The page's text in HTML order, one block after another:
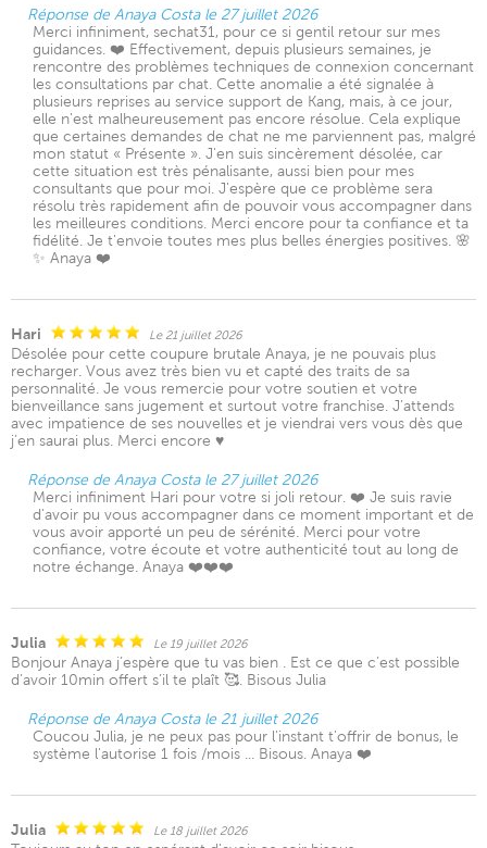
Réponse de Anaya Costa le 27 juillet 2026
Merci infiniment, sechat31, pour ce si gentil retour sur mes
guidances. ❤️ Effectivement, depuis plusieurs semaines, je
rencontre des problèmes techniques de connexion concernant
les consultations par chat. Cette anomalie a été signalée à
plusieurs reprises au service support de Kang, mais, à ce jour,
elle n'est malheureusement pas encore résolue. Cela explique
que certaines demandes de chat ne me parviennent pas, malgré
mon statut « Présente ». J'en suis sincèrement désolée, car
cette situation est très pénalisante, aussi bien pour mes
consultants que pour moi. J'espère que ce problème sera
résolu très rapidement afin de pouvoir vous accompagner dans
les meilleures conditions. Merci encore pour ta confiance et ta
fidélité. Je t'envoie toutes mes plus belles énergies positives. 🌸
✨ Anaya ❤️
Hari Le 21 juillet 2026
Désolée pour cette coupure brutale Anaya, je ne pouvais plus
recharger. Vous avez très bien vu et capté des traits de sa
personnalité. Je vous remercie pour votre soutien et votre
bienveillance sans jugement et surtout votre franchise. J’attends
avec impatience de ses nouvelles et je viendrai vers vous dès que
j’en saurai plus. Merci encore ♥️
Réponse de Anaya Costa le 27 juillet 2026
Merci infiniment Hari pour votre si joli retour. ❤️ Je suis ravie
d'avoir pu vous accompagner dans ce moment important et de
vous avoir apporté un peu de sérénité. Merci pour votre
confiance, votre écoute et votre authenticité tout au long de
notre échange. Anaya ❤️❤️❤️
Julia Le 19 juillet 2026
Bonjour Anaya j’espère que tu vas bien . Est ce que c’est possible
d’avoir 10min offert s’il te plaît 🥰. Bisous Julia
Réponse de Anaya Costa le 21 juillet 2026
Coucou Julia, je ne peux pas pour l'instant t'offrir de bonus, le
système l'autorise 1 fois /mois ... Bisous. Anaya ❤️
Julia Le 18 juillet 2026